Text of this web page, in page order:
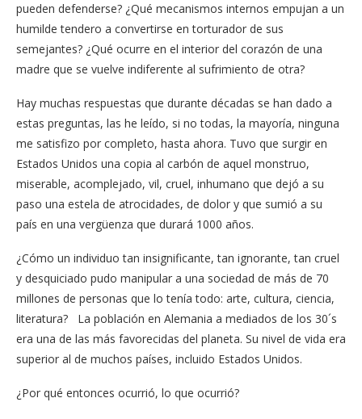
pueden defenderse? ¿Qué mecanismos internos empujan a un
humilde tendero a convertirse en torturador de sus
semejantes? ¿Qué ocurre en el interior del corazón de una
madre que se vuelve indiferente al sufrimiento de otra?
Hay muchas respuestas que durante décadas se han dado a
estas preguntas, las he leído, si no todas, la mayoría, ninguna
me satisfizo por completo, hasta ahora. Tuvo que surgir en
Estados Unidos una copia al carbón de aquel monstruo,
miserable, acomplejado, vil, cruel, inhumano que dejó a su
paso una estela de atrocidades, de dolor y que sumió a su
país en una vergüenza que durará 1000 años.
¿Cómo un individuo tan insignificante, tan ignorante, tan cruel
y desquiciado pudo manipular a una sociedad de más de 70
millones de personas que lo tenía todo: arte, cultura, ciencia,
literatura? La población en Alemania a mediados de los 30´s
era una de las más favorecidas del planeta. Su nivel de vida era
superior al de muchos países, incluido Estados Unidos.
¿Por qué entonces ocurrió, lo que ocurrió?